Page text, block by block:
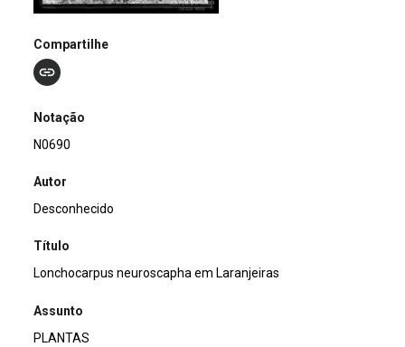
Compartilhe
Notação
N0690
Autor
Desconhecido
Título
Lonchocarpus neuroscapha em Laranjeiras
Assunto
PLANTAS